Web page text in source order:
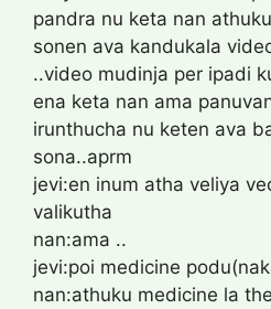
pandra nu keta nan
sonen ava kandukala
..video mudinja per ipadi
ena keta nan ama
irunthucha nu keten ava
sona..aprm
jevi:en inum atha veliya
valikutha
nan:ama ..
jevi:poi medicine
nan:athuku medicine la